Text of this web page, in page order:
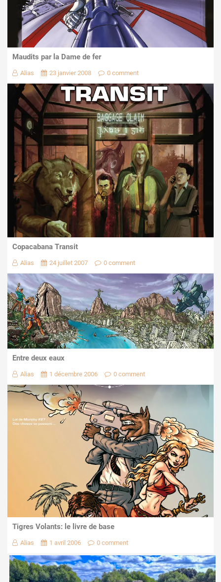
Maudits par la Dame de fer
Alias 23 janvier 2008 0 comment
Copacabana Transit
Alias 24 juillet 2007 0 comment
Entre deux eaux
Alias 1 décembre 2006 0 comment
Tigres Volants: le livre de base
Alias 1 avril 2006 0 comment